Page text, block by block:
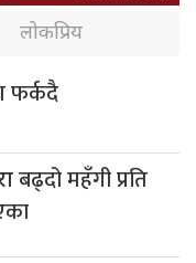
लोकप्रिय
फर्कदै
बढ्दो महँगी प्रति